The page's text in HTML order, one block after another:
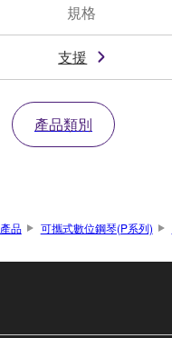
規格
支援
產品類別
產品 可攜式數位鋼琴(P系列)